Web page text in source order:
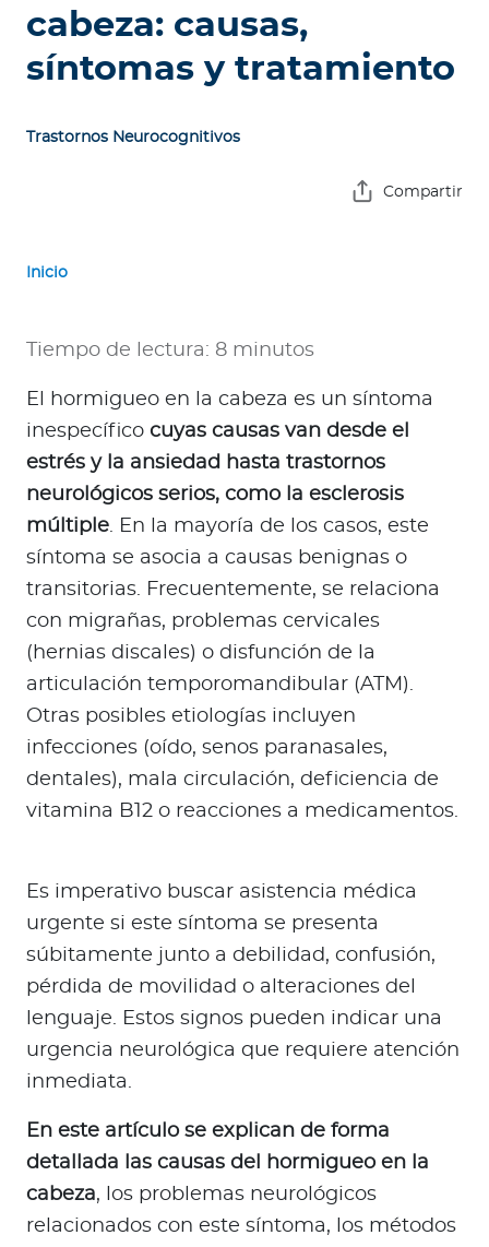
Para Clientes
Para Agentes
Red de Salud
Contáctanos
cabeza: causas,
síntomas y tratamiento
Trastornos Neurocognitivos
Compartir
Inicio
Tiempo de lectura: 8 minutos
El hormigueo en la cabeza es un síntoma
inespecífico cuyas causas van desde el
estrés y la ansiedad hasta trastornos
neurológicos serios, como la esclerosis
múltiple. En la mayoría de los casos, este
síntoma se asocia a causas benignas o
transitorias. Frecuentemente, se relaciona
con migrañas, problemas cervicales
(hernias discales) o disfunción de la
articulación temporomandibular (ATM).
Otras posibles etiologías incluyen
infecciones (oído, senos paranasales,
dentales), mala circulación, deficiencia de
vitamina B12 o reacciones a medicamentos.
Es imperativo buscar asistencia médica
urgente si este síntoma se presenta
súbitamente junto a debilidad, confusión,
pérdida de movilidad o alteraciones del
lenguaje. Estos signos pueden indicar una
urgencia neurológica que requiere atención
inmediata.
En este artículo se explican de forma
detallada las causas del hormigueo en la
cabeza, los problemas neurológicos
relacionados con este síntoma, los métodos